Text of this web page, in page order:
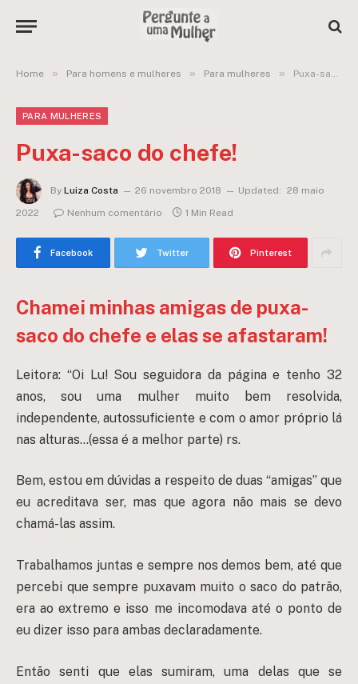
Home » Para homens e mulheres » Para mulheres » Puxa-saco do chefe!
PARA MULHERES
Puxa-saco do chefe!
By Luiza Costa 26 novembro 2018 Updated: 28 maio
2022
Nenhum comentário 1 Min Read
Facebook Twitter Pinterest
Chamei minhas amigas de puxa-
saco do chefe e elas se afastaram!
Leitora: “Oi Lu! Sou seguidora da página e tenho 32
anos, sou uma mulher muito bem resolvida,
independente, autossuficiente e com o amor próprio lá
nas alturas…(essa é a melhor parte) rs.
Bem, estou em dúvidas a respeito de duas “amigas” que
eu acreditava ser, mas que agora não mais se devo
chamá-las assim.
Trabalhamos juntas e sempre nos demos bem, até que
percebi que sempre puxavam muito o saco do patrão,
era ao extremo e isso me incomodava até o ponto de
eu dizer isso para ambas declaradamente.
Então senti que elas sumiram, uma delas que se